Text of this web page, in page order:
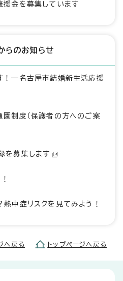
金を募集しています
らのお知らせ
！―名古屋市結婚新生活応援
制度（保護者の方へのご案
を募集します
中症リスクを見てみよう！
へ戻る トップページへ戻る